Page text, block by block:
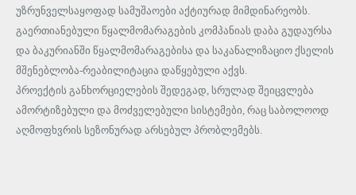
უზრუნველსაყოფად სამუშაოები აქტიურად მიმდინარეობს.
გაერთიანებული წყალმომარაგების კომპანიას დაბა გუდაურსა
და ბაკურიანში წყალმომარაგებისა და საკანალიზაციო ქსელის
მშენებლობა-რეაბილიტაცია დაწყებული აქვს.
პროექტის განხორციელების შედეგად, სრულად შეიცვლება
ამორტიზებული და მოძველებული სისტემები, რაც საბოლოოდ
აღმოფხვრის სეზონურად არსებულ პრობლემებს.